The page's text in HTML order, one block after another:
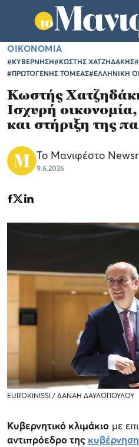
ΟΙΚΟΝΟΜΙΑ
#ΚΥΒΕΡΝΗΣΗ#ΚΩΣΤΗΣ ΧΑΤΖΗΔΑΚΗΣ
#ΠΡΩΤΟΓΕΝΗΣ ΤΟΜΕΑΣ#ΕΛΛΗΝΙΚΗ
Κωστής
Ισχυρή
και στήριξη της
Το Μανιφέστο
9.6.2026
EUROKINISSI / ΔΑΝΑΗ ΔΑΥΛΟΠΟΥΛΟΥ
Κυβερνητικό κλιμάκιο με
αντιπρόεδρο της